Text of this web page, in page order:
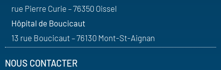
rue Pierre Curie – 76350 Oissel
Hôpital de Boucicaut
13 rue Boucicaut – 76130 Mont-St-Aignan
NOUS CONTACTER